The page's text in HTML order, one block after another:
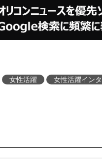
女性活躍 女性活躍イン